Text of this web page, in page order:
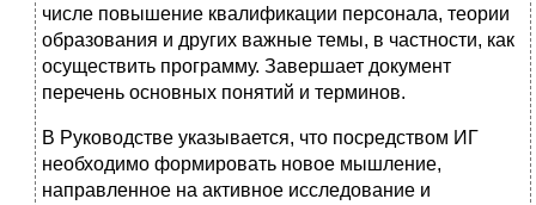
числе повышение квалификации персонала, теории
образования и других важные темы, в частности, как
осуществить программу. Завершает документ
перечень основных понятий и терминов.
В Руководстве указывается, что посредством ИГ
необходимо формировать новое мышление,
направленное на активное исследование и